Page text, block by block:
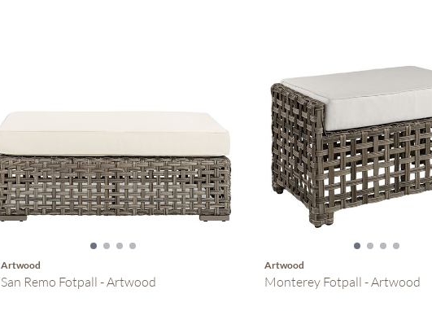
Artwood
San Remo Fotpall - Artwood
Artwood
Monterey Fotpall - Artwood